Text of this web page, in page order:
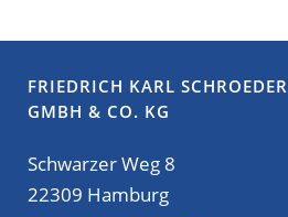
FRIEDRICH KARL SCHROEDER
GMBH & CO. KG
Schwarzer Weg 8
22309 Hamburg